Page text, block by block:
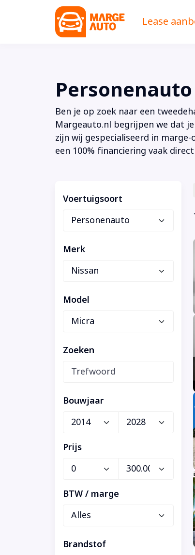
Lease
Ben je op zoek naar een
Margeauto.nl begrijpen we dat
zijn wij gespecialiseerd in
een 100% financiering vaak
Voertuigsoort
Merk
Model
Zoeken
Bouwjaar
Prijs
BTW / marge
Brandstof